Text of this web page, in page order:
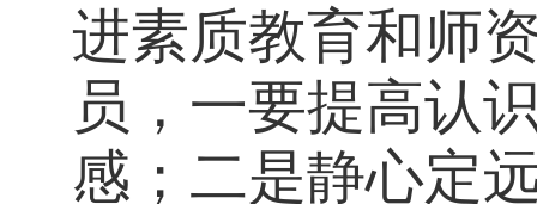
进素质教育和师
员，一要提高认
感；二是静心定